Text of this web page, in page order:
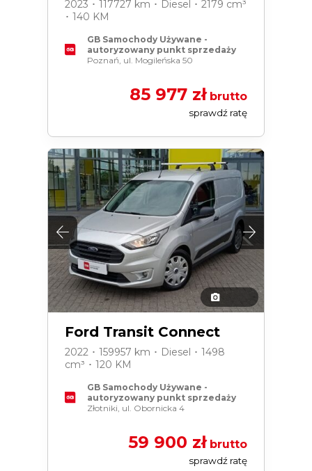
2023 ･ 117727 km ･ Diesel ･ 2179 cm³
･ 140 KM
GB Samochody Używane -
autoryzowany punkt sprzedaży
Poznań, ul. Mogileńska 50
85 977 złbrutto
sprawdź ratę
Ford Transit Connect
2022 ･ 159957 km ･ Diesel ･ 1498
cm³ ･ 120 KM
GB Samochody Używane -
autoryzowany punkt sprzedaży
Złotniki, ul. Obornicka 4
59 900 złbrutto
sprawdź ratę